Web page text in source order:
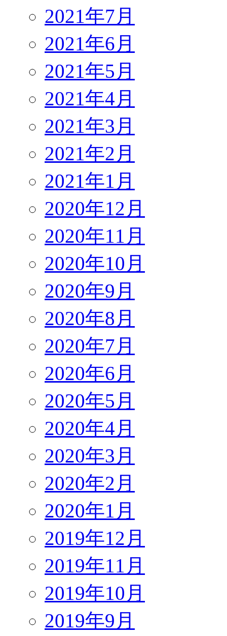
2021年7月
2021年6月
2021年5月
2021年4月
2021年3月
2021年2月
2021年1月
2020年12月
2020年11月
2020年10月
2020年9月
2020年8月
2020年7月
2020年6月
2020年5月
2020年4月
2020年3月
2020年2月
2020年1月
2019年12月
2019年11月
2019年10月
2019年9月